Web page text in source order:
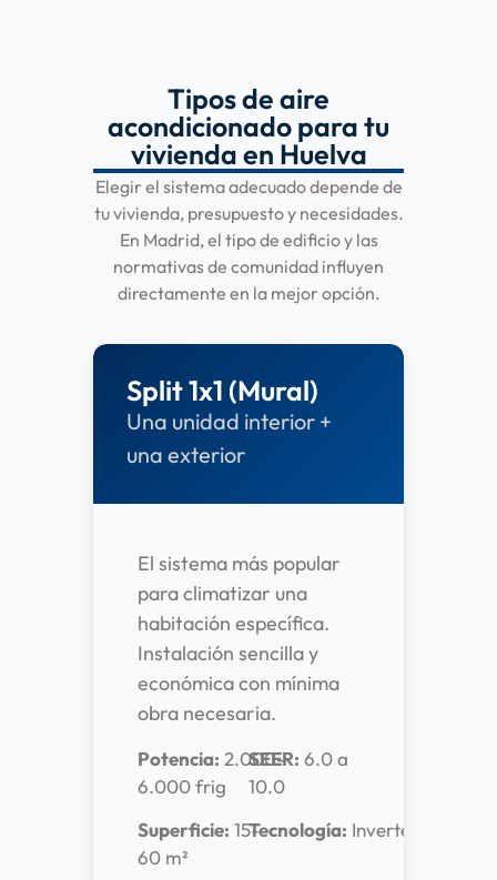
Tipos de aire
acondicionado para tu
vivienda en Huelva
Elegir el sistema adecuado depende de
tu vivienda, presupuesto y necesidades.
En Madrid, el tipo de edificio y las
normativas de comunidad influyen
directamente en la mejor opción.
Split 1x1 (Mural)
Una unidad interior +
una exterior
El sistema más popular
para climatizar una
habitación específica.
Instalación sencilla y
económica con mínima
obra necesaria.
Potencia: 2.000-
6.000 frig
Superficie: 15-
60 m²
SEER: 6.0 a
10.0
Tecnología: Inverter